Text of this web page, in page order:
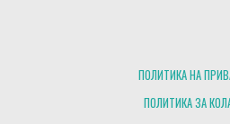
ПОЛИТИКА НА
ПОЛИТИКА ЗА